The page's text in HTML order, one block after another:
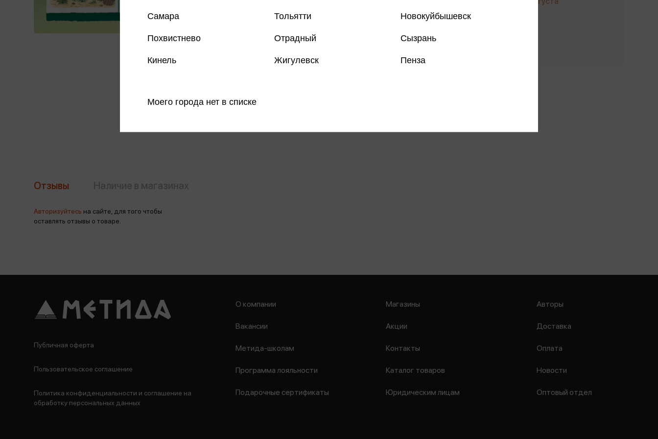
Отзывы
Авторизуйтесь на сайте, для того чтобы
оставлять отзывы о товаре.
Самара Тольятти Новокуйбышевск
Похвистнево Отрадный Сызрань
Кинель Жигулевск Пенза
Моего города нет в списке
О компании
Вакансии
Метида-школам
Программа лояльности
Подарочные сертификаты
Магазины
Акции
Контакты
Каталог товаров
Юридическим лицам
Авторы
Доставка
Оплата
Новости
Оптовый отдел
Публичная оферта
Пользовательское соглашение
Политика конфиденциальности и соглашение на
обработку персональных данных